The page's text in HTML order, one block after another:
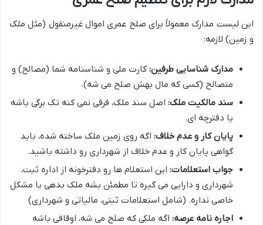
این لیست مدارک معمولاً برای صلح عمری اموال غیرمنقول (مثل ملک
و زمین) لازمه:
مدارک شناسایی طرفین: کارت ملی و شناسنامه شما (مصالح) و
متصالح (کسی که مال بهش صلح می شه).
سند مالکیت ملک: اصل سند ملک، فرقی نمی کنه تک برگی باشه
یا دفترچه ای.
پایان کار و عدم خلاف: اگه روی زمین ملک ساخته شده، باید
گواهی پایان کار و عدم خلاف از شهرداری رو داشته باشید.
جواب استعلامات: این استعلام ها رو دفترخونه از اداره ثبت،
شهرداری و دارایی می گیره تا مطمئن بشه ملک بدهی یا مشکل
خاصی نداره. (شامل استعلامات ثبتی، مالیاتی و شهرداری)
اجاره نامه عرصه: اگه ملکی که صلح می شه، اوقافی باشه